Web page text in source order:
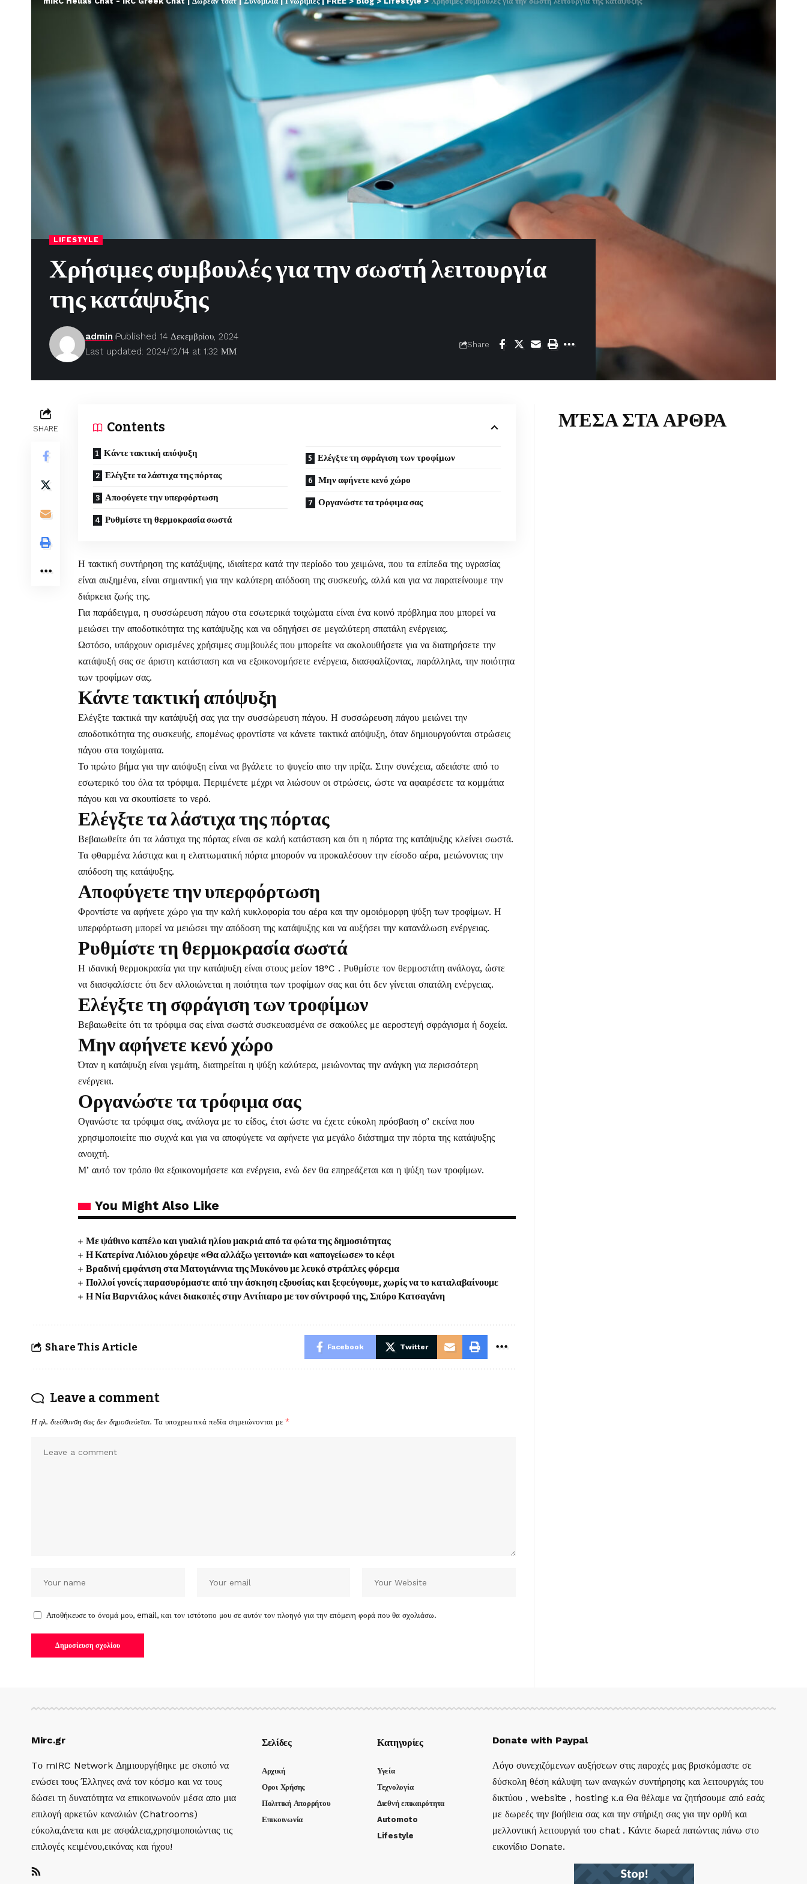
LIFESTYLE
Χρήσιμες συμβουλές για την σωστή λειτουργία
της κατάψυξης
Last updated: 2024/12/14 at 1:32 ΜΜ
admin Published 14 Δεκεμβρίου, 2024
Share
SHARE Contents
Κάντε τακτική απόψυξη
Ελέγξτε τα λάστιχα της πόρτας
Αποφύγετε την υπερφόρτωση
Ρυθμίστε τη θερμοκρασία σωστά
Ελέγξτε τη σφράγιση των τροφίμων
Μην αφήνετε κενό χώρο
Οργανώστε τα τρόφιμα σας
Η τακτική συντήρηση της κατάξυψης, ιδιαίτερα κατά την περίοδο του χειμώνα, που τα επίπεδα της υγρασίας
είναι αυξημένα, είναι σημαντική για την καλύτερη απόδοση της συσκευής, αλλά και για να παρατείνουμε την
διάρκεια ζωής της.
Για παράδειγμα, η συσσώρευση πάγου στα εσωτερικά τοιχώματα είναι ένα κοινό πρόβλημα που μπορεί να
μειώσει την αποδοτικότητα της κατάψυξης και να οδηγήσει σε μεγαλύτερη σπατάλη ενέργειας.
Ωστόσο, υπάρχουν ορισμένες χρήσιμες συμβουλές που μπορείτε να ακολουθήσετε για να διατηρήσετε την
κατάψυξή σας σε άριστη κατάσταση και να εξοικονομήσετε ενέργεια, διασφαλίζοντας, παράλληλα, την ποιότητα
των τροφίμων σας.
Κάντε τακτική απόψυξη
Ελέγξτε τακτικά την κατάψυξή σας για την συσσώρευση πάγου. Η συσσώρευση πάγου μειώνει την
αποδοτικότητα της συσκευής, επομένως φροντίστε να κάνετε τακτικά απόψυξη, όταν δημιουργούνται στρώσεις
πάγου στα τοιχώματα.
Το πρώτο βήμα για την απόψυξη είναι να βγάλετε το ψυγείο απο την πρίζα. Στην συνέχεια, αδειάστε από το
εσωτερικό του όλα τα τρόφιμα. Περιμένετε μέχρι να λιώσουν οι στρώσεις, ώστε να αφαιρέσετε τα κομμάτια
πάγου και να σκουπίσετε το νερό.
Ελέγξτε τα λάστιχα της πόρτας
Βεβαιωθείτε ότι τα λάστιχα της πόρτας είναι σε καλή κατάσταση και ότι η πόρτα της κατάψυξης κλείνει σωστά.
Τα φθαρμένα λάστιχα και η ελαττωματική πόρτα μπορούν να προκαλέσουν την είσοδο αέρα, μειώνοντας την
απόδοση της κατάψυξης.
Αποφύγετε την υπερφόρτωση
Φροντίστε να αφήνετε χώρο για την καλή κυκλοφορία του αέρα και την ομοιόμορφη ψύξη των τροφίμων. Η
υπερφόρτωση μπορεί να μειώσει την απόδοση της κατάψυξης και να αυξήσει την κατανάλωση ενέργειας.
Ρυθμίστε τη θερμοκρασία σωστά
Η ιδανική θερμοκρασία για την κατάψυξη είναι στους μείον 18°C . Ρυθμίστε τον θερμοστάτη ανάλογα, ώστε
να διασφαλίσετε ότι δεν αλλοιώνεται η ποιότητα των τροφίμων σας και ότι δεν γίνεται σπατάλη ενέργειας.
Ελέγξτε τη σφράγιση των τροφίμων
Βεβαιωθείτε ότι τα τρόφιμα σας είναι σωστά συσκευασμένα σε σακούλες με αεροστεγή σφράγισμα ή δοχεία.
Μην αφήνετε κενό χώρο
Όταν η κατάψυξη είναι γεμάτη, διατηρείται η ψύξη καλύτερα, μειώνοντας την ανάγκη για περισσότερη
ενέργεια.
Οργανώστε τα τρόφιμα σας
Ογανώστε τα τρόφιμα σας, ανάλογα με το είδος, έτσι ώστε να έχετε εύκολη πρόσβαση σ’ εκείνα που
χρησιμοποιείτε πιο συχνά και για να αποφύγετε να αφήνετε για μεγάλο διάστημα την πόρτα της κατάψυξης
ανοιχτή.
Μ’ αυτό τον τρόπο θα εξοικονομήσετε και ενέργεια, ενώ δεν θα επηρεάζεται και η ψύξη των τροφίμων.
You Might Also Like
Με ψάθινο καπέλο και γυαλιά ηλίου μακριά από τα φώτα της δημοσιότητας
Η Κατερίνα Λιόλιου χόρεψε «Θα αλλάξω γειτονιά» και «απογείωσε» το κέφι
Βραδινή εμφάνιση στα Ματογιάννια της Μυκόνου με λευκό στράπλες φόρεμα
Πολλοί γονείς παρασυρόμαστε από την άσκηση εξουσίας και ξεφεύγουμε, χωρίς να το καταλαβαίνουμε
Η Νία Βαρντάλος κάνει διακοπές στην Αντίπαρο με τον σύντροφό της, Σπύρο Κατσαγάνη
Share This Article Facebook Twitter
Leave a comment
Η ηλ. διεύθυνση σας δεν δημοσιεύεται. Τα υποχρεωτικά πεδία σημειώνονται με *
Αποθήκευσε το όνομά μου, email, και τον ιστότοπο μου σε αυτόν τον πλοηγό για την επόμενη φορά που θα σχολιάσω.
ΜΈΣΑ ΣΤΑ ΑΡΘΡΑ
Mirc.gr
Tο mIRC Network Δημιουργήθηκε με σκοπό να
ενώσει τους Έλληνες ανά τον κόσμο και να τους
δώσει τη δυνατότητα να επικοινωνούν μέσα απο μια
επιλογή αρκετών καναλιών (Chatrooms)
εύκολα,άνετα και με ασφάλεια,χρησιμοποιώντας τις
επιλογές κειμένου,εικόνας και ήχου!
Σελίδες
Αρχική
Οροι Χρήσης
Πολιτική Απορρήτου
Επικοινωνία
Κατηγορίες
Υγεία
Τεχνολογία
Διεθνή επικαιρότητα
Automoto
Lifestyle
Donate with Paypal
Λόγο συνεχιζόμενων αυξήσεων στις παροχές μας βρισκόμαστε σε
δύσκολη θέση κάλυψη των αναγκών συντήρησης και λειτουργιάς του
δικτύου , website , hosting κ.α Θα θέλαμε να ζητήσουμε από εσάς
με δωρεές την βοήθεια σας και την στήριξη σας για την ορθή και
μελλοντική λειτουργιά του chat . Κάντε δωρεά πατώντας πάνω στο
εικονίδιο Donate.